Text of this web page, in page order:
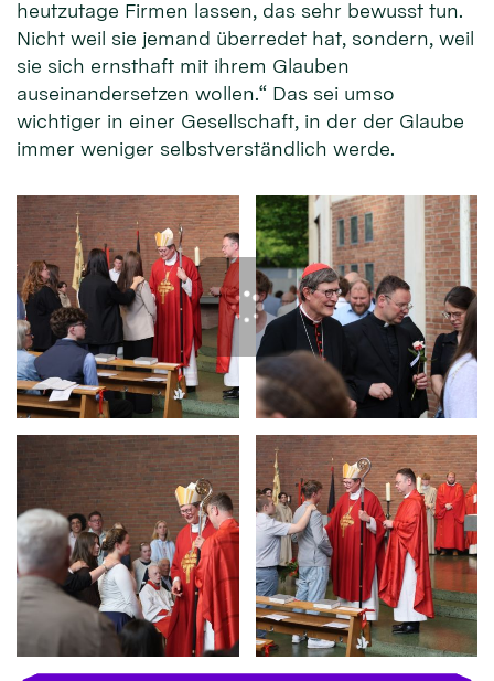
heutzutage Firmen lassen, das sehr bewusst tun.
Nicht weil sie jemand überredet hat, sondern, weil
sie sich ernsthaft mit ihrem Glauben
auseinandersetzen wollen.“ Das sei umso
wichtiger in einer Gesellschaft, in der der Glaube
immer weniger selbstverständlich werde.